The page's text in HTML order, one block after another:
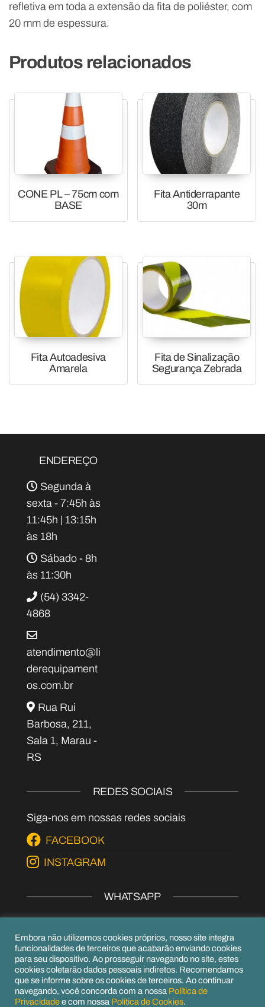
refletiva em toda a extensão da fita de poliéster, com
20 mm de espessura.
Produtos relacionados
CONE PL – 75cm com
BASE
Fita Antiderrapante
30m
Fita Autoadesiva
Amarela
Fita de Sinalização
Segurança Zebrada
ENDEREÇO
Segunda à
sexta - 7:45h às
11:45h | 13:15h
às 18h
Sábado - 8h
às 11:30h
(54) 3342-
4868
atendimento@li
derequipament
os.com.br
Rua Rui
Barbosa, 211,
Sala 1, Marau -
RS
REDES SOCIAIS
Siga-nos em nossas redes sociais
FACEBOOK
INSTAGRAM
WHATSAPP
(54) 99979-6656
(54) 99156-6952
Embora não utilizemos cookies próprios, nosso site integra
funcionalidades de terceiros que acabarão enviando cookies
para seu dispositivo. Ao prosseguir navegando no site, estes
cookies coletarão dados pessoais indiretos. Recomendamos
que se informe sobre os cookies de terceiros. Ao continuar
navegando, você concorda com a nossa Política de
Privacidadee com nossa Política de Cookies.